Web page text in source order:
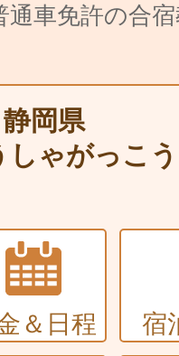
許
免許
けん引・大型二種
イク
通車免許の合
岡県
しゃがっこ
＆日程 宿